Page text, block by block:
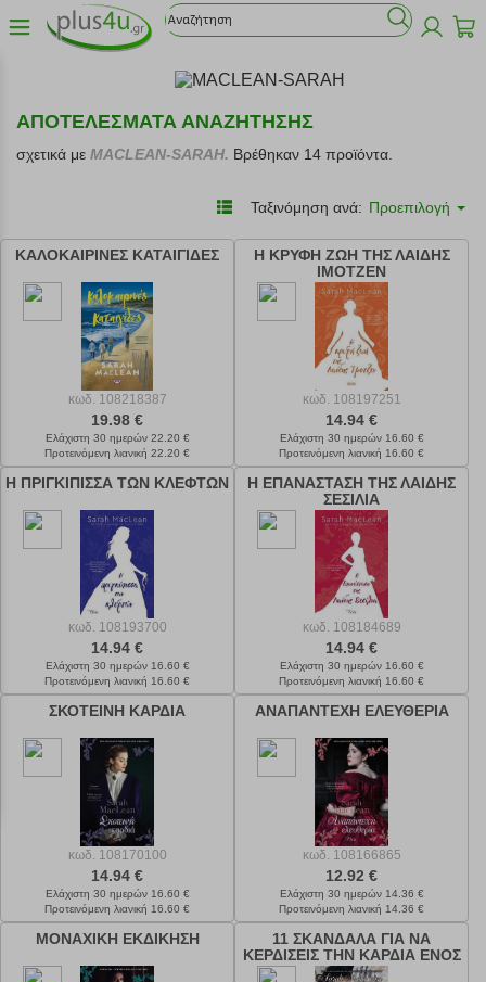
ΑΠΟΤΕΛΕΣΜΑΤΑ ΑΝΑΖΗΤΗΣΗΣ
σχετικά με MACLEAN-SARAH. Βρέθηκαν 14 προϊόντα.
Ταξινόμηση ανά: Προεπιλογή
ΚΑΛΟΚΑΙΡΙΝΕΣ ΚΑΤΑΙΓΙΔΕΣ
κωδ. 108218387
19.98 €
Ελάχιστη 30 ημερών 22.20 €
Προτεινόμενη λιανική 22.20 €
Η ΚΡΥΦΗ ΖΩΗ ΤΗΣ ΛΑΙΔΗΣ
ΙΜΟΤΖΕΝ
κωδ. 108197251
14.94 €
Ελάχιστη 30 ημερών 16.60 €
Προτεινόμενη λιανική 16.60 €
Η ΠΡΙΓΚΙΠΙΣΣΑ ΤΩΝ ΚΛΕΦΤΩΝ
κωδ. 108193700
14.94 €
Ελάχιστη 30 ημερών 16.60 €
Προτεινόμενη λιανική 16.60 €
Η ΕΠΑΝΑΣΤΑΣΗ ΤΗΣ ΛΑΙΔΗΣ
ΣΕΣΙΛΙΑ
κωδ. 108184689
14.94 €
Ελάχιστη 30 ημερών 16.60 €
Προτεινόμενη λιανική 16.60 €
ΣΚΟΤΕΙΝΗ ΚΑΡΔΙΑ
κωδ. 108170100
14.94 €
Ελάχιστη 30 ημερών 16.60 €
Προτεινόμενη λιανική 16.60 €
ΑΝΑΠΑΝΤΕΧΗ ΕΛΕΥΘΕΡΙΑ
κωδ. 108166865
12.92 €
Ελάχιστη 30 ημερών 14.36 €
Προτεινόμενη λιανική 14.36 €
ΜΟΝΑΧΙΚΗ ΕΚΔΙΚΗΣΗ
11 ΣΚΑΝΔΑΛΑ ΓΙΑ ΝΑ
ΚΕΡΔΙΣΕΙΣ ΤΗΝ ΚΑΡΔΙΑ ΕΝΟΣ
ΔΟΥΚΑ